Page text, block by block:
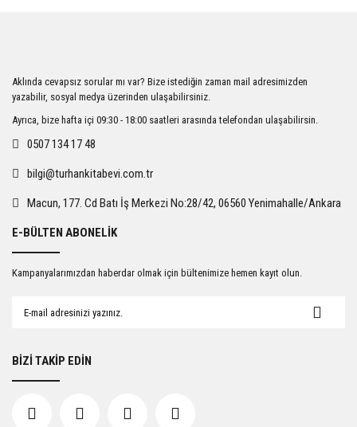
Ürün açıklamasında eksik bilgiler bulunuyor.
Ürün bilgilerinde hatalar bulunuyor.
Ürün fiyatı diğer sitelerden daha pahalı.
Gönder
Aklında cevapsız sorular mı var? Bize istediğin zaman mail adresimizden
yazabilir, sosyal medya üzerinden ulaşabilirsiniz.
Ayrıca, bize hafta içi 09:30 - 18:00 saatleri arasında telefondan ulaşabilirsin.
0507 134 17 48
bilgi@turhankitabevi.com.tr
Macun, 177. Cd Batı İş Merkezi No:28/42, 06560 Yenimahalle/Ankara
E-BÜLTEN ABONELİK
Kampanyalarımızdan haberdar olmak için bültenimize hemen kayıt olun.
BİZİ TAKİP EDİN